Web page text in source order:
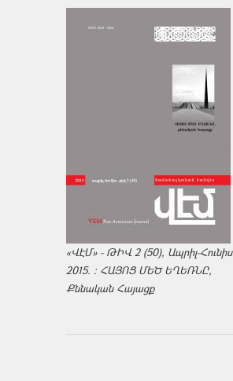
«ՎԷՄ» - ԹԻՎ 2 (50), Ապրիլ-Հունիս
2015. : ՀԱՅՈՑ ՄԵԾ ԵՂԵՌՆԸ,
Քննական Հայացք